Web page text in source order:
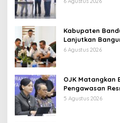
Kabupaten
Lanjutkan
Pertumbuhan
6 Agustus 2026
OJK Matangkan
Pengawasan
5 Agustus 2026